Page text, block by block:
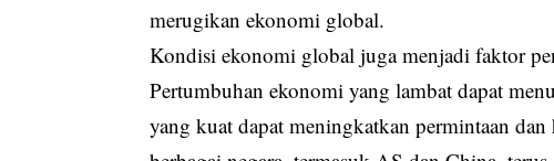
merugikan ekonomi global.
Kondisi ekonomi global juga menjadi faktor
Pertumbuhan ekonomi yang lambat dapat
yang kuat dapat meningkatkan permintaan